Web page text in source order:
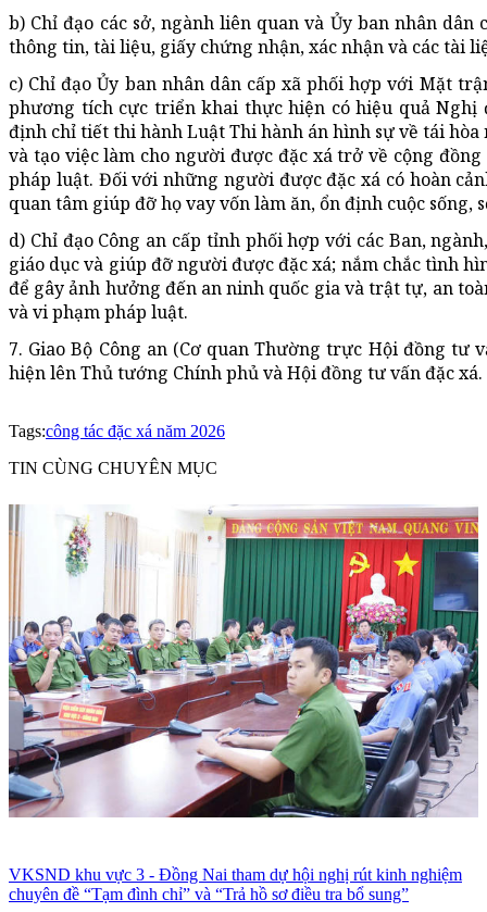
b) Chỉ đạo các sở, ngành liên quan và Ủy ban nhân
thông tin, tài liệu, giấy chứng nhận, xác nhận và các tài
c) Chỉ đạo Ủy ban nhân dân cấp xã phối hợp với Mặt
phương tích cực triển khai thực hiện có hiệu quả Nghị
định chỉ tiết thi hành Luật Thi hành án hình sự về tái
và tạo việc làm cho người được đặc xá trở về cộng
pháp luật. Đối với những người được đặc xá có hoàn
quan tâm giúp đỡ họ vay vốn làm ăn, ổn định cuộc sống,
d) Chỉ đạo Công an cấp tỉnh phối hợp với các Ban,
giáo dục và giúp đỡ người được đặc xá; nắm chắc tình
để gây ảnh hưởng đến an ninh quốc gia và trật tự, an
và vi phạm pháp luật.
7. Giao Bộ Công an (Cơ quan Thường trực Hội đồng
hiện lên Thủ tướng Chính phủ và Hội đồng tư vấn đặc xá.
Tags:công tác đặc xá năm 2026
TIN CÙNG CHUYÊN MỤC
VKSND khu vực 3 - Đồng Nai tham dự hội nghị rút kinh nghiệm
chuyên đề “Tạm đình chỉ” và “Trả hồ sơ điều tra bổ sung”